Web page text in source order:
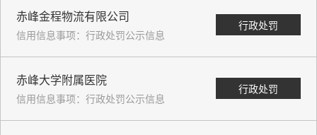
赤峰金程物流有限公司
信用信息事项：行政处罚公示信息
行政处罚
赤峰大学附属医院
信用信息事项：行政处罚公示信息
行政处罚